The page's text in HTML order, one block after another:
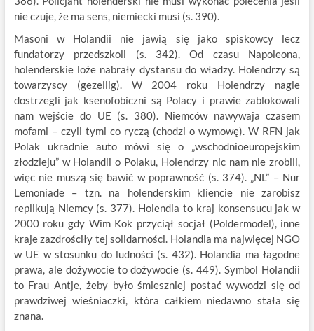
nie czuje, że ma sens, niemiecki musi (s. 390).
Masoni w Holandii nie jawią się jako spiskowcy lecz
fundatorzy przedszkoli (s. 342). Od czasu Napoleona,
holenderskie loże nabrały dystansu do władzy. Holendrzy są
towarzyscy (gezellig). W 2004 roku Holendrzy nagle
dostrzegli jak ksenofobiczni są Polacy i prawie zablokowali
nam wejście do UE (s. 380). Niemców nawywaja czasem
mofami – czyli tymi co ryczą (chodzi o wymowę). W RFN jak
Polak ukradnie auto mówi się o „wschodnioeuropejskim
złodzieju” w Holandii o Polaku, Holendrzy nic nam nie zrobili,
więc nie muszą się bawić w poprawność (s. 374). „NL” – Nur
Lemoniade – tzn. na holenderskim kliencie nie zarobisz
replikują Niemcy (s. 377). Holendia to kraj konsensucu jak w
2000 roku gdy Wim Kok przyciął socjał (Poldermodel), inne
kraje zazdrościły tej solidarności. Holandia ma najwięcej NGO
w UE w stosunku do ludności (s. 432). Holandia ma łagodne
prawa, ale dożywocie to dożywocie (s. 449). Symbol Holandii
to Frau Antje, żeby było śmieszniej postać wywodzi się od
prawdziwej wieśniaczki, która całkiem niedawno stała się
znana.